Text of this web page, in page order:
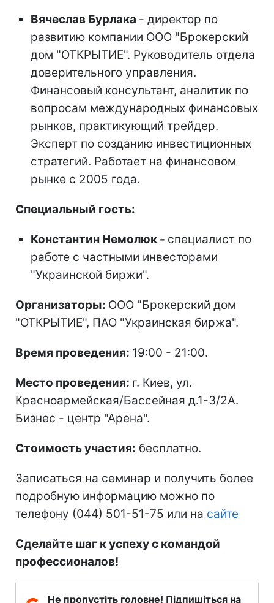
Вячеслав Бурлака - директор по
развитию компании ООО "Брокерский
дом "ОТКРЫТИЕ". Руководитель отдела
доверительного управления.
Финансовый консультант, аналитик по
вопросам международных финансовых
рынков, практикующий трейдер.
Эксперт по созданию инвестиционных
стратегий. Работает на финансовом
рынке с 2005 года.
Специальный гость:
Константин Немолюк - специалист по
работе с частными инвесторами
"Украинской биржи".
Организаторы: ООО "Брокерский дом
"ОТКРЫТИЕ", ПАО "Украинская биржа".
Время проведения: 19:00 - 21:00.
Место проведения: г. Киев, ул.
Красноармейская/Бассейная д.1-3/2А.
Бизнес - центр "Арена".
Стоимость участия: бесплатно.
Записаться на семинар и получить более
подробную информацию можно по
телефону (044) 501-51-75 или на сайте
Сделайте шаг к успеху с командой
профессионалов!
Не пропустіть головне! Підпишіться на